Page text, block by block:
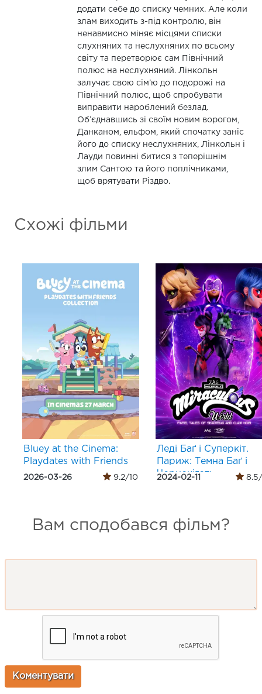
додати себе до списку чемних. Але коли
злам виходить з-під контролю, він
ненавмисно міняє місцями списки
слухняних та неслухняних по всьому
світу та перетворює сам Північний
полюс на неслухняний. Лінкольн
залучає свою сім’ю до подорожі на
Північний полюс, щоб спробувати
виправити нароблений безлад.
Об’єднавшись зі своїм новим ворогом,
Данканом, ельфом, який спочатку заніс
його до списку неслухняних, Лінкольн і
Лауди повинні битися з теперішнім
злим Сантою та його поплічниками,
щоб врятувати Різдво.
Схожі фільми
Bluey at the Cinema:
Playdates with Friends
2026-03-26 9.2/10
Леді Баґ і Суперкіт.
Париж: Темна Баґ і
Чорнокіготь
2024-02-11 8.5/
Вам сподобався фільм?